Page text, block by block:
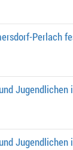
Perlach